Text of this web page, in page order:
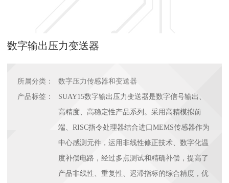
数字输出压力变送器
所属分类：
数字压力传感器和变送器
产品标签：
SUAY15数字输出压力变送器是数字信号输出、
高精度、高稳定性产品系列。采用高精模拟前
端、RISC指令处理器结合进口MEMS传感器作为
中心感测元件，运用非线性修正技术、数字化温
度补偿电路，经过多点测试和精确补偿，提高了
产品非线性、重复性、迟滞指标的综合精度，优